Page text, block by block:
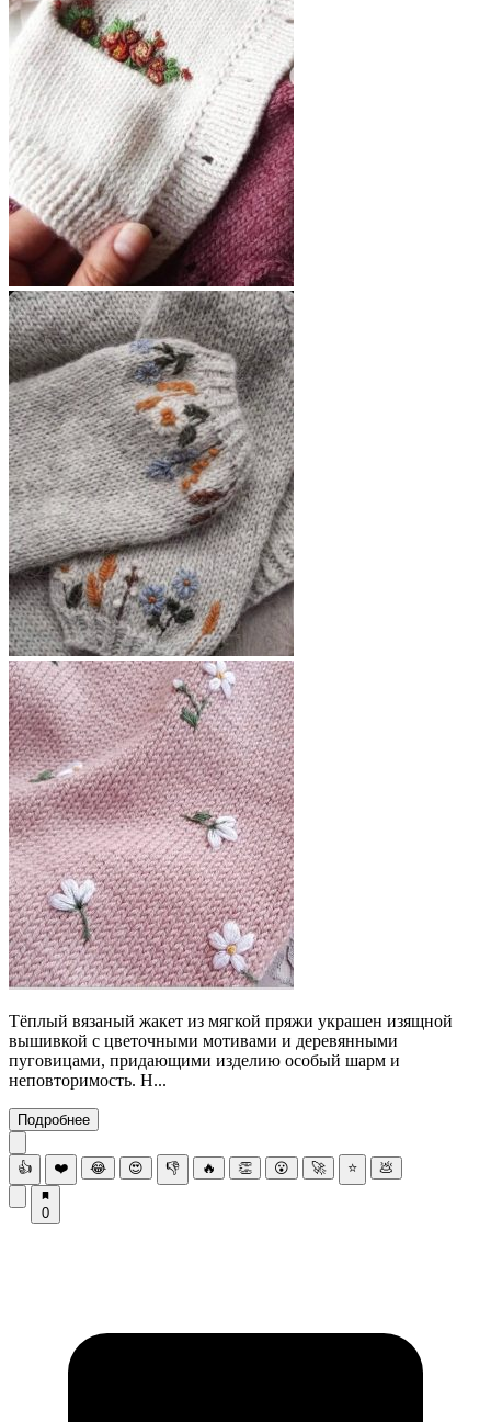
Тёплый вязаный жакет из мягкой пряжи украшен изящной
вышивкой с цветочными мотивами и деревянными
пуговицами, придающими изделию особый шарм и
неповторимость. Н...
Подробнее
👍 ❤️ 😂 😍 👎 🔥 👏 😮 🚀 ⭐ 💩
0